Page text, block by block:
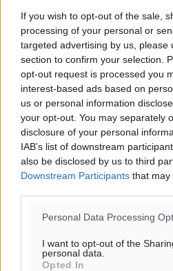
If you wish to opt-out of the sale,
processing of your personal or
targeted advertising by us, please
section to confirm your selection.
opt-out request is processed you
interest-based ads based on
us or personal information
your opt-out. You may separately
disclosure of your personal
IAB’s list of downstream
also be disclosed by us to third
Downstream Participants that may
Personal Data Processing
I want to opt-out of the
personal data.
Opted In
Ροή
Στο Επιμελητήριο
της Βραζιλίας Laudemar
Τοπικές Ειδήσεις• πριν 20 λεπτά
συνάντηση του Φώτη Μάγγου
HOPEgenesis
Τοπικές Ειδήσεις• πριν 29 λεπτά